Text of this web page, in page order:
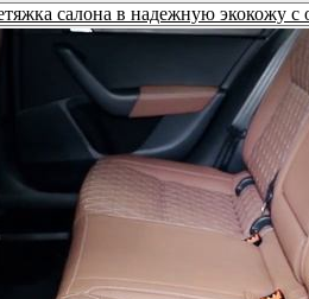
салона в надежную